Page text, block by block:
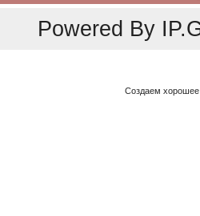
Powered By
Создаем